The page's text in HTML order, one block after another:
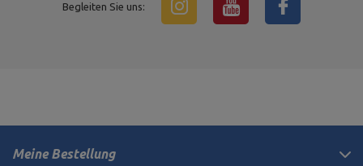
Begleiten Sie uns:
Meine Bestellung